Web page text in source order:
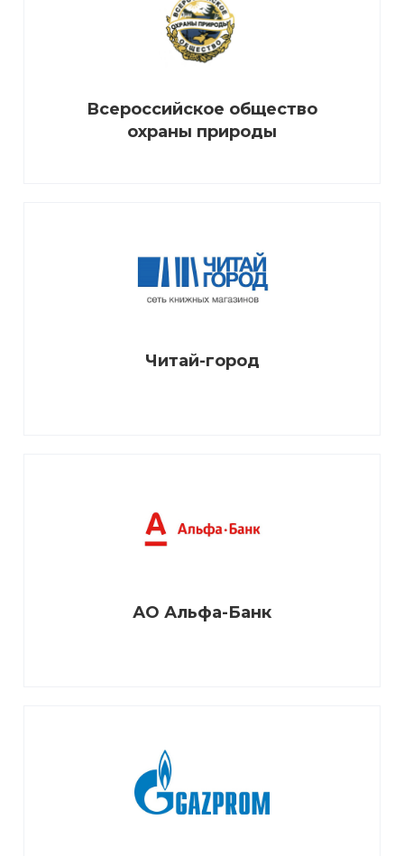
Всероссийское общество
охраны природы
Читай-город
АО Альфа-Банк